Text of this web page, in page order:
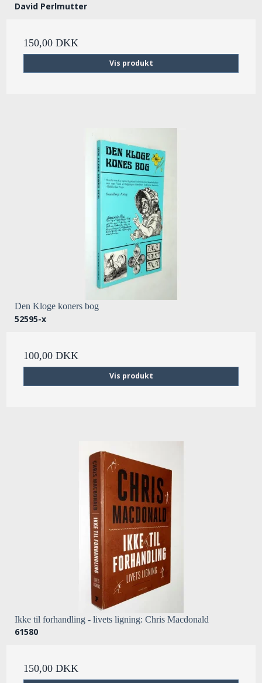
David Perlmutter
150,00 DKK
Vis produkt
Den Kloge koners bog
52595-x
100,00 DKK
Vis produkt
Ikke til forhandling - livets ligning: Chris Macdonald
61580
150,00 DKK